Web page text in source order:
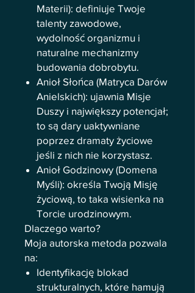
Materii): definiuje Twoje
talenty zawodowe,
wydolność organizmu i
naturalne mechanizmy
budowania dobrobytu.
Anioł Słońca (Matryca Darów
Anielskich): ujawnia Misje
Duszy i największy potencjał;
to są dary uaktywniane
poprzez dramaty życiowe
jeśli z nich nie korzystasz.
Anioł Godzinowy (Domena
Myśli): określa Twoją Misję
życiową, to taka wisienka na
Torcie urodzinowym.
Dlaczego warto?
Moja autorska metoda pozwala
na:
Identyfikację blokad
strukturalnych, które hamują